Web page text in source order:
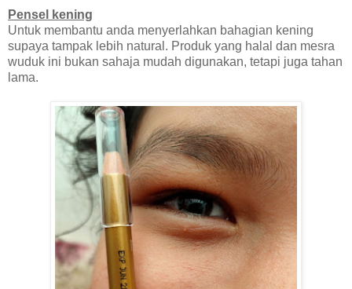
Pensel kening
Untuk membantu anda menyerlahkan bahagian kening
supaya tampak lebih natural. Produk yang halal dan mesra
wuduk ini bukan sahaja mudah digunakan, tetapi juga tahan
lama.